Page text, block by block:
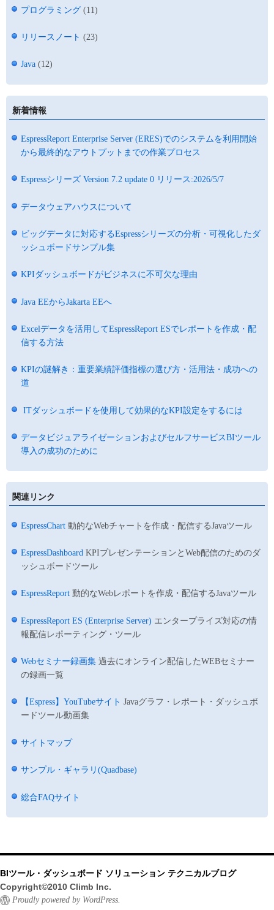
プログラミング (11)
リリースノート (23)
Java (12)
新着情報
EspressReport Enterprise Server (ERES)でのシステムを利用開始
から最終的なアウトプットまでの作業プロセス
Espressシリーズ Version 7.2 update 0 リリース:2026/5/7
データウェアハウスについて
ビッグデータに対応するEspressシリーズの分析・可視化したダ
ッシュボードサンプル集
KPIダッシュボードがビジネスに不可欠な理由
Java EEからJakarta EEへ
Excelデータを活用してEspressReport ESでレポートを作成・配
信する方法
KPIの謎解き：重要業績評価指標の選び方・活用法・成功への
道
ITダッシュボードを使用して効果的なKPI設定をするには
データビジュアライゼーションおよびセルフサービスBIツール
導入の成功のために
関連リンク
EspressChart 動的なWebチャートを作成・配信するJavaツール
EspressDashboard KPIプレゼンテーションとWeb配信のためのダ
ッシュボードツール
EspressReport 動的なWebレポートを作成・配信するJavaツール
EspressReport ES (Enterprise Server) エンタープライズ対応の情
報配信レポーティング・ツール
Webセミナー録画集 過去にオンライン配信したWEBセミナー
の録画一覧
【Espress】YouTubeサイト Javaグラフ・レポート・ダッシュボ
ードツール動画集
サイトマップ
サンプル・ギャラリ(Quadbase)
総合FAQサイト
BIツール・ダッシュボード ソリューション テクニカルブログ
Copyright©2010 Climb Inc.
Proudly powered by WordPress.